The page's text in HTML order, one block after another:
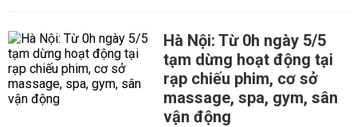
Hà Nội: Từ 0h ngày 5/5
tạm dừng hoạt động tại
rạp chiếu phim, cơ sở
massage, spa, gym, sân
vận động